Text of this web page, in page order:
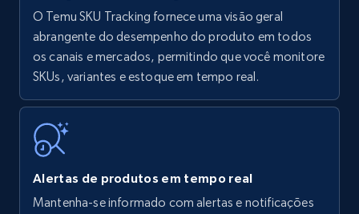
Amazon products - find products by using
upc numbers
Title, Seller name, Brand, Description, Initial
price, Currency, Availability, Reviews count, and
35.3K+
O Temu SKU Tracking fornece uma visão geral
abrangente do desempenho do produto em todos
os canais e mercados, permitindo que você monitore
SKUs, variantes e estoque em tempo real.
Alertas de produtos em tempo real
Mantenha-se informado com alertas e notificações